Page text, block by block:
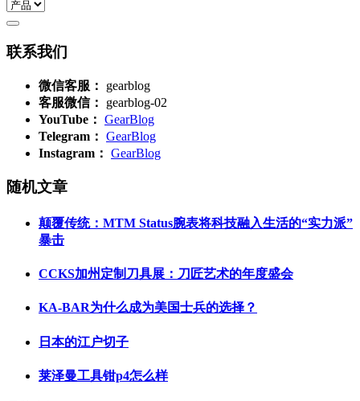
联系我们
微信客服：
gearblog
客服微信：
gearblog-02
YouTube： GearBlog
Telegram： GearBlog
Instagram： GearBlog
随机文章
颠覆传统：MTM Status腕表将科技融入生活的“实力派”
暴击
CCKS加州定制刀具展：刀匠艺术的年度盛会
KA-BAR为什么成为美国士兵的选择？
日本的江户切子
莱泽曼工具钳p4怎么样